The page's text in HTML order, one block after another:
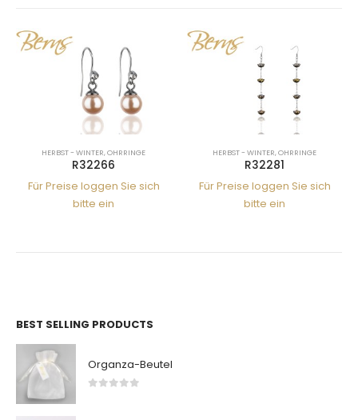
OHRRINGE
loggen Sie sich
HERBST - WINTER OHRRINGE
Für Preise loggen Sie sich
HERBST -
Für Preise
BEST SELLING PRODUCTS
Organza-Beutel